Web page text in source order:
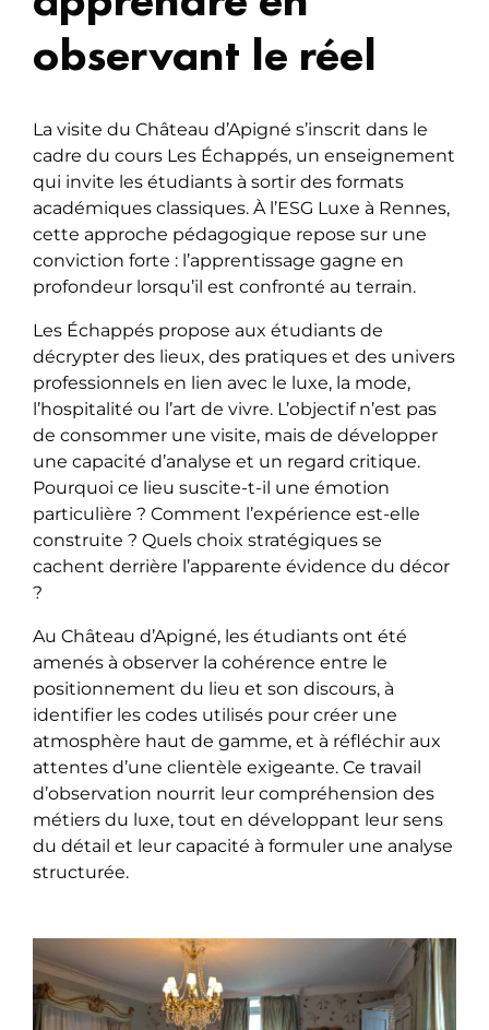
observant le réel
La visite du Château d’Apigné s’inscrit dans le
cadre du cours Les Échappés, un enseignement
qui invite les étudiants à sortir des formats
académiques classiques. À l’ESG Luxe à Rennes,
cette approche pédagogique repose sur une
conviction forte : l’apprentissage gagne en
profondeur lorsqu’il est confronté au terrain.
Les Échappés propose aux étudiants de
décrypter des lieux, des pratiques et des univers
professionnels en lien avec le luxe, la mode,
l’hospitalité ou l’art de vivre. L’objectif n’est pas
de consommer une visite, mais de développer
une capacité d’analyse et un regard critique.
Pourquoi ce lieu suscite-t-il une émotion
particulière ? Comment l’expérience est-elle
construite ? Quels choix stratégiques se
cachent derrière l’apparente évidence du décor
?
Au Château d’Apigné, les étudiants ont été
amenés à observer la cohérence entre le
positionnement du lieu et son discours, à
identifier les codes utilisés pour créer une
atmosphère haut de gamme, et à réfléchir aux
attentes d’une clientèle exigeante. Ce travail
d’observation nourrit leur compréhension des
métiers du luxe, tout en développant leur sens
du détail et leur capacité à formuler une analyse
structurée.